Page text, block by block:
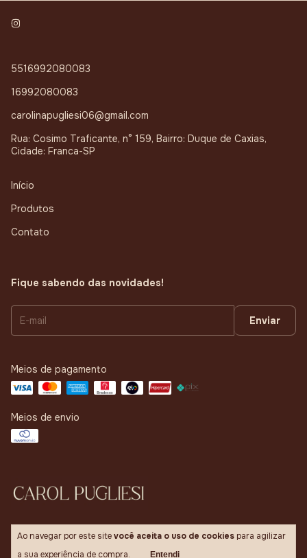
Ao navegar por este sitevocê aceita o uso de cookies para agilizar
a sua experiência de compra.
Entendi
5516992080083
16992080083
carolinapugliesi06@gmail.com
Rua: Cosimo Traficante, n° 159, Bairro: Duque de Caxias,
Cidade: Franca-SP
Início
Produtos
Contato
Fique sabendo das novidades!
Meios de pagamento
Meios de envio
Copyright Carol Pugliesi - 41866657000113 - 2026. Todos os direitos